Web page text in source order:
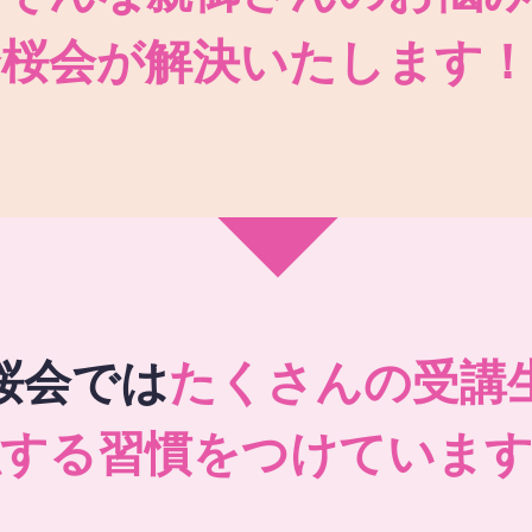
会が解決いたします！
会ではたくさんの受講
る習慣をつけています